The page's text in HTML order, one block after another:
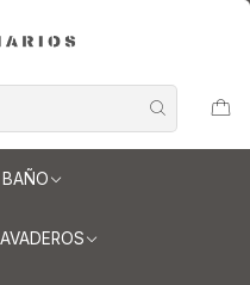
doble
Doble de cuarzo
cuarzo / 160 cm
cm / M2-1633 -DA / Rustico